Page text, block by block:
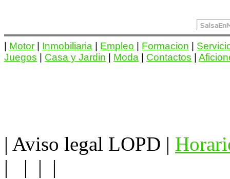
Motor Inmobiliaria Empleo Formacion
Juegos
Casa y Jardin Moda Contactos
| Aviso legal LOPD |
| | | |